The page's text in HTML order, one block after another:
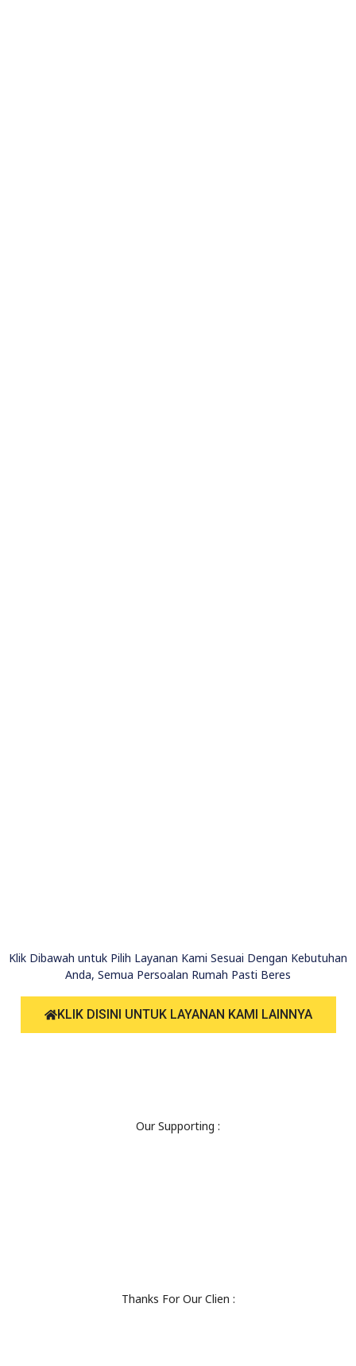
Klik Dibawah untuk Pilih Layanan Kami Sesuai Dengan Kebutuhan
Anda, Semua Persoalan Rumah Pasti Beres
KLIK DISINI UNTUK LAYANAN KAMI LAINNYA
Our Supporting :
Thanks For Our Clien :